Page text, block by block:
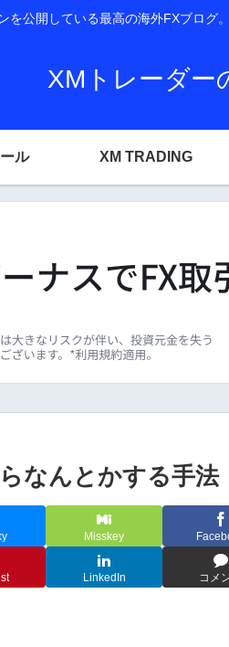
公開している最高の海外FXブロ
XMトレーダー
ル XM TRADING
なんとかする手法
Misskey
LinkedIn コメ